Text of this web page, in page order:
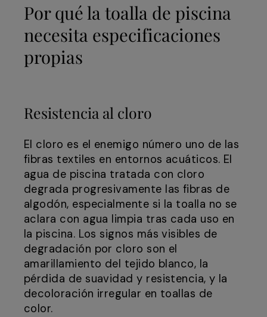
Por qué la toalla de piscina
necesita especificaciones
propias
Resistencia al cloro
El cloro es el enemigo número uno de las
fibras textiles en entornos acuáticos. El
agua de piscina tratada con cloro
degrada progresivamente las fibras de
algodón, especialmente si la toalla no se
aclara con agua limpia tras cada uso en
la piscina. Los signos más visibles de
degradación por cloro son el
amarillamiento del tejido blanco, la
pérdida de suavidad y resistencia, y la
decoloración irregular en toallas de
color.